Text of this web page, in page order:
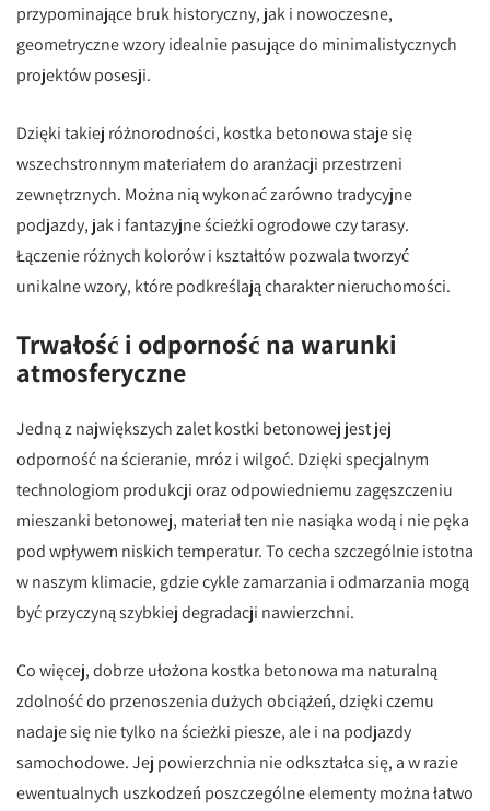
przypominające bruk historyczny, jak i nowoczesne,
geometryczne wzory idealnie pasujące do minimalistycznych
projektów posesji.
Dzięki takiej różnorodności, kostka betonowa staje się
wszechstronnym materiałem do aranżacji przestrzeni
zewnętrznych. Można nią wykonać zarówno tradycyjne
podjazdy, jak i fantazyjne ścieżki ogrodowe czy tarasy.
Łączenie różnych kolorów i kształtów pozwala tworzyć
unikalne wzory, które podkreślają charakter nieruchomości.
Trwałość i odporność na warunki
atmosferyczne
Jedną z największych zalet kostki betonowej jest jej
odporność na ścieranie, mróz i wilgoć. Dzięki specjalnym
technologiom produkcji oraz odpowiedniemu zagęszczeniu
mieszanki betonowej, materiał ten nie nasiąka wodą i nie pęka
pod wpływem niskich temperatur. To cecha szczególnie istotna
w naszym klimacie, gdzie cykle zamarzania i odmarzania mogą
być przyczyną szybkiej degradacji nawierzchni.
Co więcej, dobrze ułożona kostka betonowa ma naturalną
zdolność do przenoszenia dużych obciążeń, dzięki czemu
nadaje się nie tylko na ścieżki piesze, ale i na podjazdy
samochodowe. Jej powierzchnia nie odkształca się, a w razie
ewentualnych uszkodzeń poszczególne elementy można łatwo